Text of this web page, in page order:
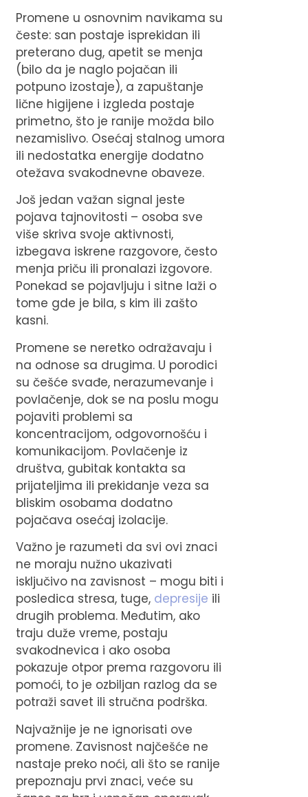
Promene u osnovnim navikama su
česte: san postaje isprekidan ili
preterano dug, apetit se menja
(bilo da je naglo pojačan ili
potpuno izostaje), a zapuštanje
lične higijene i izgleda postaje
primetno, što je ranije možda bilo
nezamislivo. Osećaj stalnog umora
ili nedostatka energije dodatno
otežava svakodnevne obaveze.
Još jedan važan signal jeste
pojava tajnovitosti – osoba sve
više skriva svoje aktivnosti,
izbegava iskrene razgovore, često
menja priču ili pronalazi izgovore.
Ponekad se pojavljuju i sitne laži o
tome gde je bila, s kim ili zašto
kasni.
Promene se neretko odražavaju i
na odnose sa drugima. U porodici
su češće svađe, nerazumevanje i
povlačenje, dok se na poslu mogu
pojaviti problemi sa
koncentracijom, odgovornošću i
komunikacijom. Povlačenje iz
društva, gubitak kontakta sa
prijateljima ili prekidanje veza sa
bliskim osobama dodatno
pojačava osećaj izolacije.
Važno je razumeti da svi ovi znaci
ne moraju nužno ukazivati
isključivo na zavisnost – mogu biti i
posledica stresa, tuge, depresije ili
drugih problema. Međutim, ako
traju duže vreme, postaju
svakodnevica i ako osoba
pokazuje otpor prema razgovoru ili
pomoći, to je ozbiljan razlog da se
potraži savet ili stručna podrška.
Najvažnije je ne ignorisati ove
promene. Zavisnost najčešće ne
nastaje preko noći, ali što se ranije
prepoznaju prvi znaci, veće su